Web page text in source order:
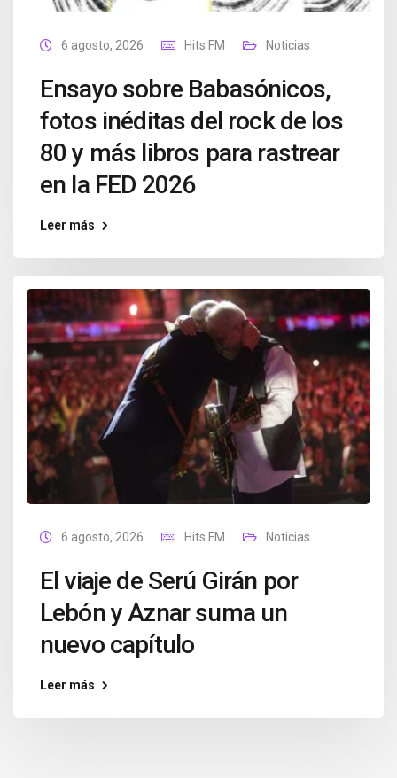
6 agosto, 2026 Hits FM Noticias
Ensayo sobre Babasónicos,
fotos inéditas del rock de los
80 y más libros para rastrear
en la FED 2026
Leer más
6 agosto, 2026 Hits FM Noticias
El viaje de Serú Girán por
Lebón y Aznar suma un
nuevo capítulo
Leer más